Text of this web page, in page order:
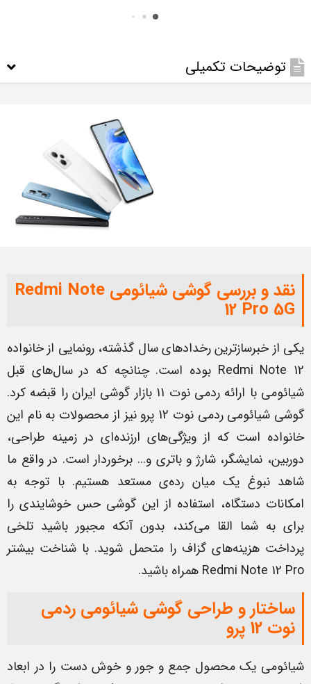
توضیحات تکمیلی
نقد و بررسی گوشی شیائومی Redmi Note
12 Pro 5G
یکی از خبرسازترین رخدادهای سال گذشته، رونمایی از خانواده
Redmi Note 12 بوده است. چنانچه که در سال‌های قبل
شیائومی با ارائه ردمی نوت 11 بازار گوشی ایران را قبضه کرد.
گوشی شیائومی ردمی نوت 12 پرو نیز از محصولات به نام این
خانواده است که از ویژگی‌های ارزنده‌ای در زمینه طراحی،
دوربین، نمایشگر، شارژ و باتری و... برخوردار است. در واقع ما
شاهد نبوغ یک میان رده‌ی مستعد هستیم. با توجه به
امکانات دستگاه، استفاده از این گوشی حس خوشایندی را
برای به شما القا می‌کند، بدون آنکه مجبور باشید تلخی
پرداخت هزینه‌های گزاف را متحمل شوید. با شناخت بیشتر
Redmi Note 12 Pro همراه باشید.
ساختار و طراحی گوشی شیائومی ردمی
نوت 12 پرو
شیائومی یک محصول جمع و جور و خوش دست را در ابعاد